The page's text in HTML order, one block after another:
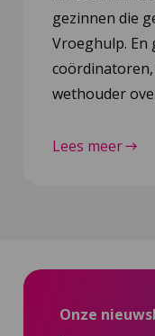
gezinnen die
Vroeghulp. En
wethouder
Lees meer
Onze